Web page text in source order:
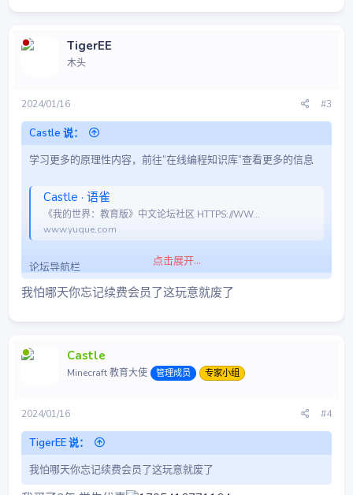
TigerEE
木头
2024/01/16 #3
Castle 说：
学习更多的原理性内容，前往”在线编程知识库“查看更多的信息
Castle · 语雀
《我的世界：教育版》中文论坛社区 HTTPS://WW...
www.yuque.com
论坛导航栏 点击展开...
我怕哪天你忘记续费会员了这玩意就废了
Castle
Minecraft 教育大使 管理成员 专家小组
2024/01/16 #4
TigerEE 说：
我怕哪天你忘记续费会员了这玩意就废了